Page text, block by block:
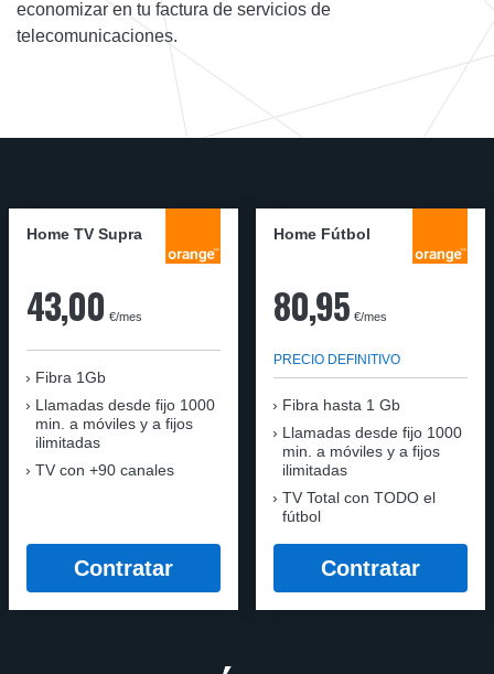
economizar en tu factura de servicios de
telecomunicaciones.
Home TV Supra
43,00 €/mes
Fibra 1Gb
Llamadas desde fijo 1000
min. a móviles y a fijos
ilimitadas
TV con +90 canales
Contratar
Home Fútbol
80,95 €/mes
PRECIO DEFINITIVO
Fibra hasta 1 Gb
Llamadas desde fijo 1000
min. a móviles y a fijos
ilimitadas
TV Total con TODO el
fútbol
Contratar